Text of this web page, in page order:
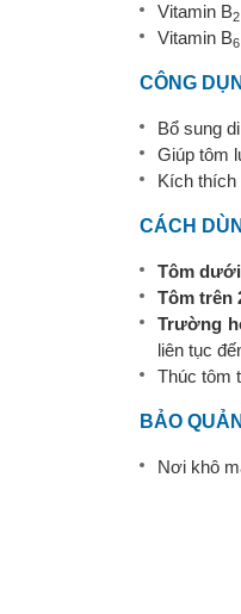
Vitamin B2
Vitamin B6
CÔNG
Bổ sung
Giúp tôm
Kích thích
CÁCH
Tôm
Tôm trên
Trường
liên tục
Thúc tôm
BẢO
Nơi khô